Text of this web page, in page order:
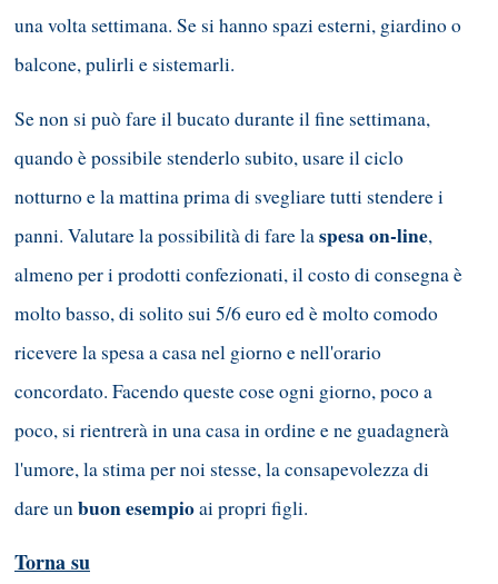
una volta settimana. Se si hanno spazi esterni, giardino o
balcone, pulirli e sistemarli.
Se non si può fare il bucato durante il fine settimana,
quando è possibile stenderlo subito, usare il ciclo
notturno e la mattina prima di svegliare tutti stendere i
panni. Valutare la possibilità di fare laspesa on-line,
almeno per i prodotti confezionati, il costo di consegna è
molto basso, di solito sui 5/6 euro ed è molto comodo
ricevere la spesa a casa nel giorno e nell'orario
concordato. Facendo queste cose ogni giorno, poco a
poco, si rientrerà in una casa in ordine e ne guadagnerà
l'umore, la stima per noi stesse, la consapevolezza di
dare unbuon esempioai propri figli.
Torna su